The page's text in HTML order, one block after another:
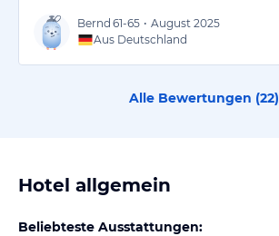
Bernd 61-65 • August 2025
Aus Deutschland
Alle Bewertungen (22)
Hotel allgemein
Beliebteste Ausstattungen: